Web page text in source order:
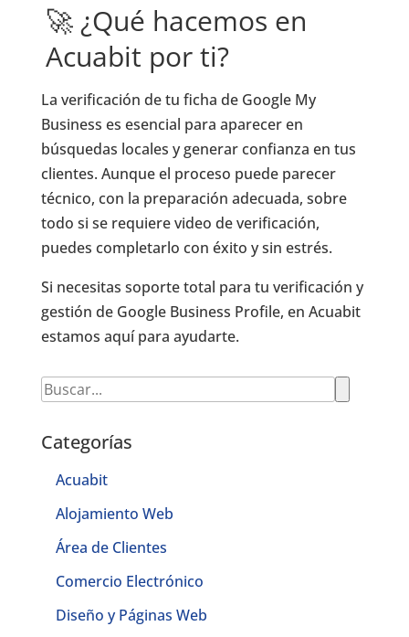
🚀 ¿Qué hacemos en
Acuabit por ti?
La verificación de tu ficha de Google My
Business es esencial para aparecer en
búsquedas locales y generar confianza en tus
clientes. Aunque el proceso puede parecer
técnico, con la preparación adecuada, sobre
todo si se requiere video de verificación,
puedes completarlo con éxito y sin estrés.
Si necesitas soporte total para tu verificación y
gestión de Google Business Profile, en Acuabit
estamos aquí para ayudarte.
Categorías
Acuabit
Alojamiento Web
Área de Clientes
Comercio Electrónico
Diseño y Páginas Web